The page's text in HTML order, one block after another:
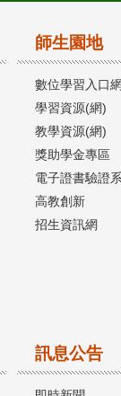
師生園地
數位學習入口網
學習資源(網)
教學資源(網)
獎助學金專區
電子證書驗證
高教創新
招生資訊網
訊息公告